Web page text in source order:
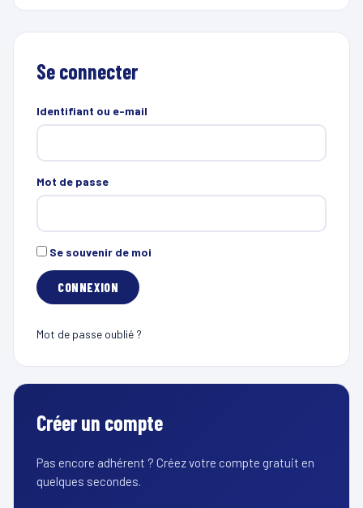
Se connecter
Identifiant ou e-mail
Mot de passe
Se souvenir de moi
Mot de passe oublié ?
Créer un compte
Pas encore adhérent ? Créez votre compte gratuit en
quelques secondes.